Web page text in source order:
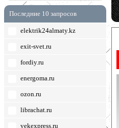
Последние 10 запросов
elektrik24almaty.kz
exit-svet.ru
fordiy.ru
energoma.ru
ozon.ru
librachat.ru
vekexpress.ru